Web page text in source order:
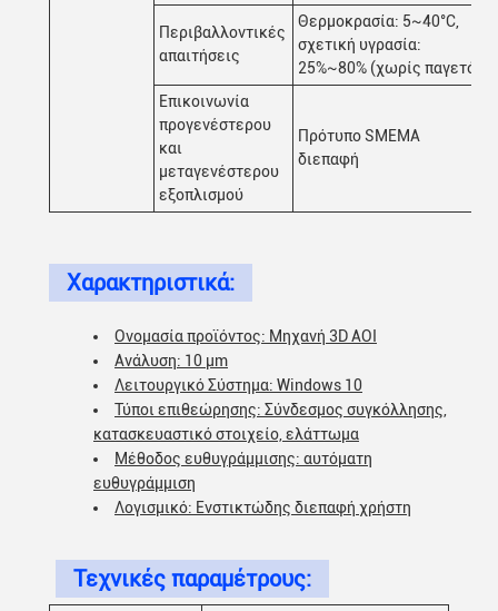
Περιβαλλοντικές
απαιτήσεις
Θερμοκρασία: 5~40°C,
σχετική υγρασία:
25%~80% (χωρίς παγετό)
Επικοινωνία
προγενέστερου
και
μεταγενέστερου
εξοπλισμού
Πρότυπο SMEMA
διεπαφή
Χαρακτηριστικά:
Ονομασία προϊόντος: Μηχανή 3D AOI
Ανάλυση: 10 μm
Λειτουργικό Σύστημα: Windows 10
Τύποι επιθεώρησης: Σύνδεσμος συγκόλλησης,
κατασκευαστικό στοιχείο, ελάττωμα
Μέθοδος ευθυγράμμισης: αυτόματη
ευθυγράμμιση
Λογισμικό: Ενστικτώδης διεπαφή χρήστη
Τεχνικές παραμέτρους: